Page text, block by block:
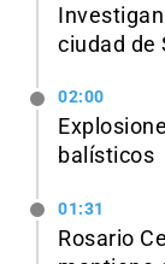
ciudad de
02:00
balísticos
01:31
Rosario